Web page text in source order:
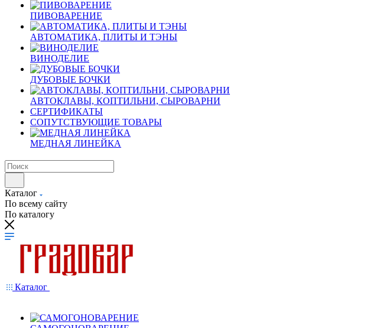
ПИВОВАРЕНИЕ
АВТОМАТИКА, ПЛИТЫ И ТЭНЫ
ВИНОДЕЛИЕ
ДУБОВЫЕ БОЧКИ
АВТОКЛАВЫ, КОПТИЛЬНИ, СЫРОВАРНИ
СЕРТИФИКАТЫ
СОПУТСТВУЮЩИЕ ТОВАРЫ
МЕДНАЯ ЛИНЕЙКА
Каталог
По всему сайту
По каталогу
Каталог